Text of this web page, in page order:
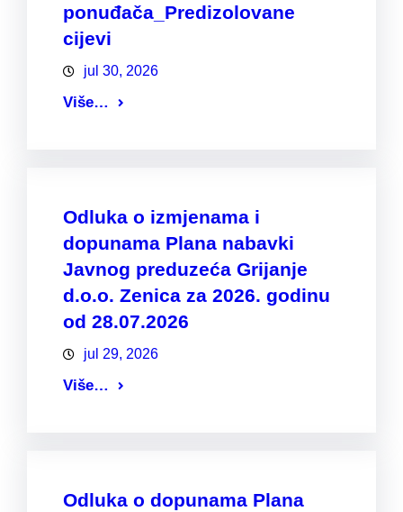
ponuđača_Predizolovane
cijevi
jul 30, 2026
Više…
Odluka o izmjenama i
dopunama Plana nabavki
Javnog preduzeća Grijanje
d.o.o. Zenica za 2026. godinu
od 28.07.2026
jul 29, 2026
Više…
Odluka o dopunama Plana